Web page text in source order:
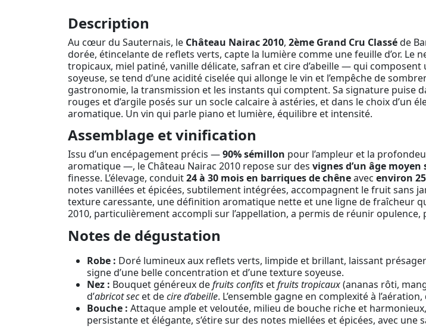
Description
Au cœur du Sauternais, le Château Nairac 2010, 2ème Grand Cru Classéde
dorée, étincelante de reflets verts, capte la lumière comme une feuille d’or.
tropicaux, miel patiné, vanille délicate, safran et cire d’abeille — qui
soyeuse, se tend d’une acidité ciselée qui allonge le vin et l’empêche de
gastronomie, la transmission et les instants qui comptent. Sa signature puise
rouges et d’argile posés sur un socle calcaire à astéries, et dans le choix d’un
aromatique. Un vin qui parle piano et lumière, équilibre et intensité.
Assemblage et vinification
Issu d’un encépagement précis —90% sémillon pour l’ampleur et la
aromatique —, le Château Nairac 2010 repose sur des vignes d’un âge
finesse. L’élevage, conduit24 à 30 mois en barriques de chêneavec environ
notes vanillées et épicées, subtilement intégrées, accompagnent le fruit sans
texture caressante, une définition aromatique nette et une ligne de fraîcheur
2010, particulièrement accompli sur l’appellation, a permis de réunir
Notes de dégustation
Robe : Doré lumineux aux reflets verts, limpide et brillant, laissant
signe d’une belle concentration et d’une texture soyeuse.
Nez : Bouquet généreux defruits confits etfruits tropicaux(ananas rôti,
d’abricot secet decire d’abeille. L’ensemble gagne en complexité à
Bouche : Attaque ample et veloutée, milieu de bouche riche et
persistante et élégante, s’étire sur des notes miellées et épicées, avec